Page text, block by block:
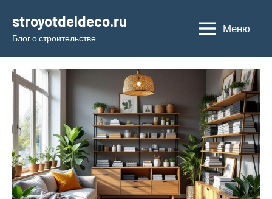
содержимому
stroyotdeldeco.ru
Блог о строительстве
Меню